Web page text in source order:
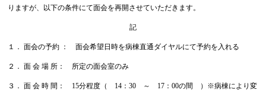
りますが、以下の条件にて面会を再開させていただきます。
記
１． 面会の予約 ： 面会希望日時を病棟直通ダイヤルにて予約を入れる
２． 面 会 場 所： 所定の面会室のみ
３． 面 会 時 間： 15分程度（ 14：30 ～ 17：00の間 ）※病棟により変